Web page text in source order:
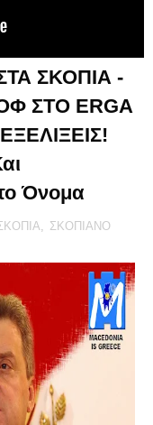
ΣΚΟΠΙΑ -
ΣΤΟ ERGA
Όνομα
, ΣΚΟΠΙΑΝΟ